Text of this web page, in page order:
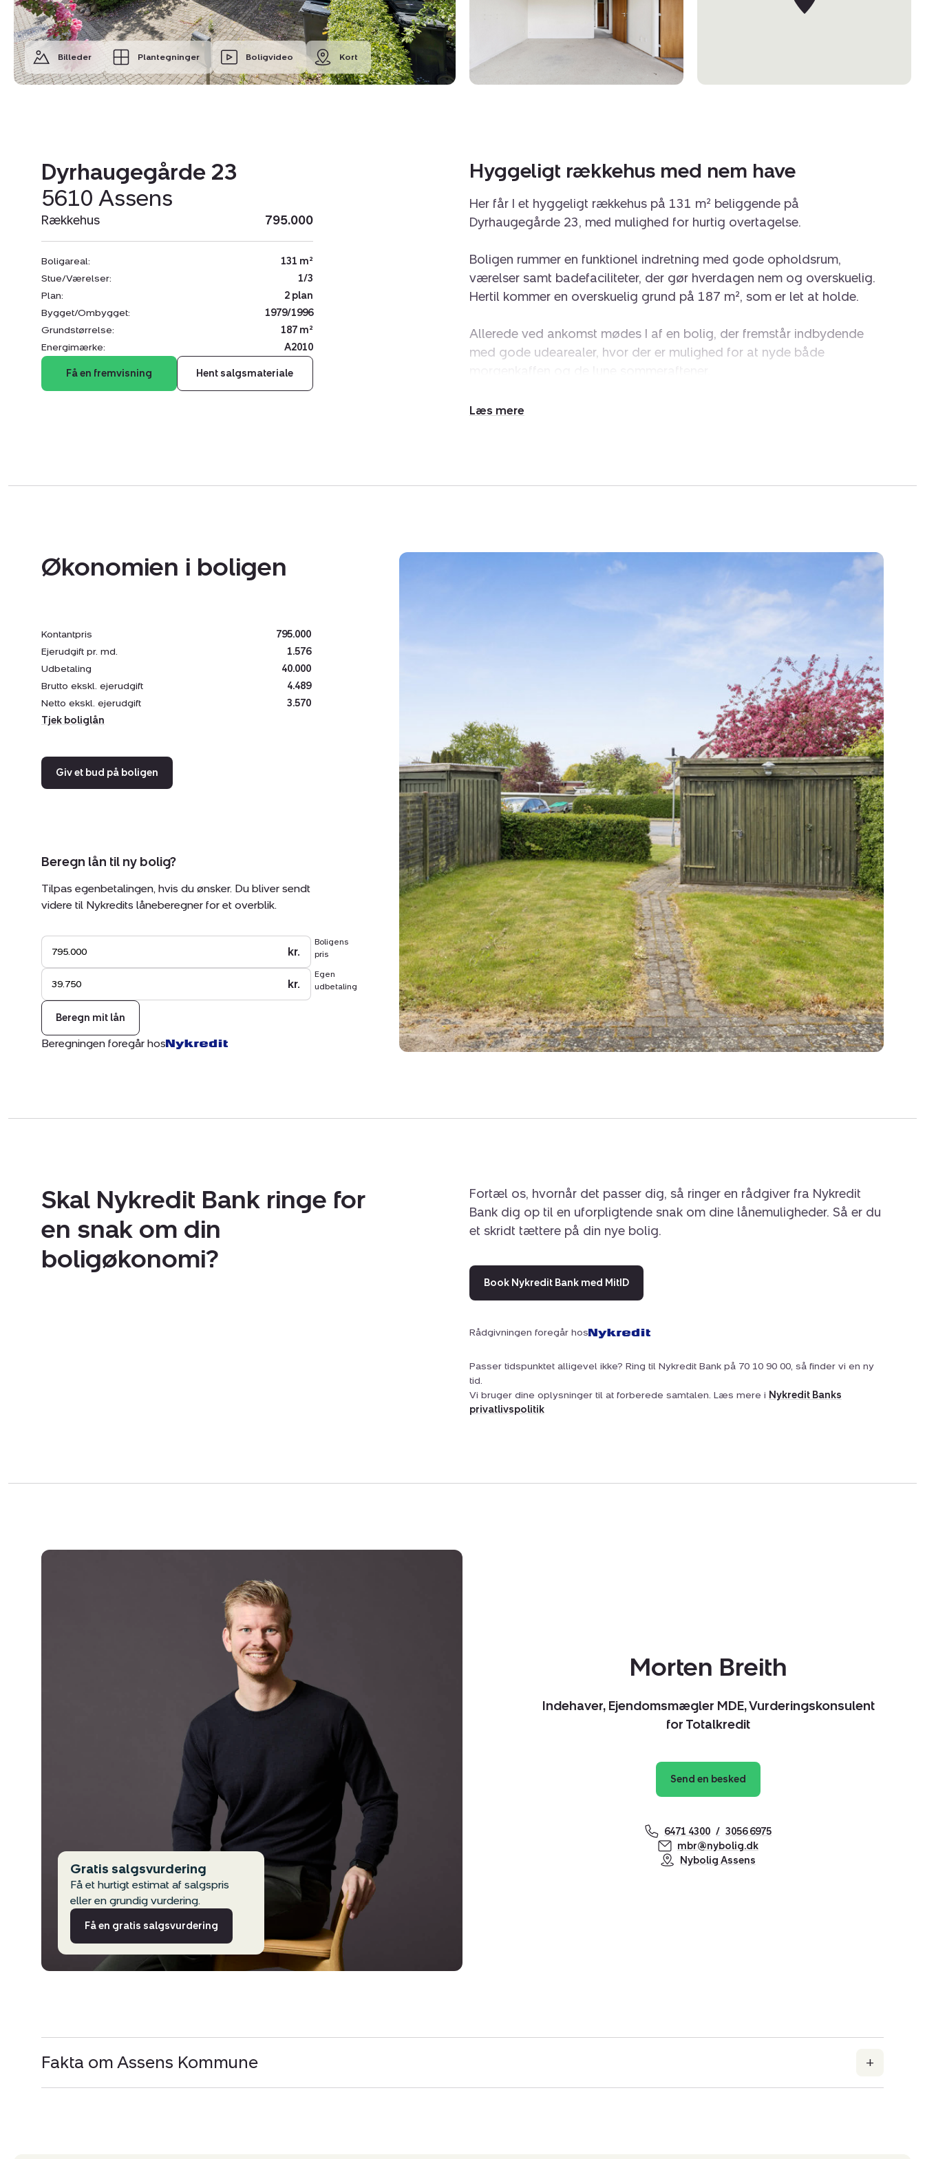
Billeder Plantegninger Boligvideo Kort
Dyrhaugegårde 23
5610 Assens
Rækkehus 795.000
Boligareal:
131 m²
Stue/Værelser:
1/3
Plan:
2 plan
Bygget/Ombygget:
1979/1996
Grundstørrelse:
187 m²
Energimærke:
A2010
Få en fremvisning Hent salgsmateriale
Hyggeligt rækkehus med nem have
Her får I et hyggeligt rækkehus på 131 m² beliggende på
Dyrhaugegårde 23, med mulighed for hurtig overtagelse.
Boligen rummer en funktionel indretning med gode opholdsrum,
værelser samt badefaciliteter, der gør hverdagen nem og overskuelig.
Hertil kommer en overskuelig grund på 187 m², som er let at holde.
Allerede ved ankomst mødes I af en bolig, der fremstår indbydende
med gode udearealer, hvor der er mulighed for at nyde både
opdeling mellem opholdsrum og de mere private afdelinger.
Stuearealerne fremstår lyse og giver plads til både afslapning og
hvad enten det er til soveværelse, børneværelse eller hjemmekontor.
Udenfor får I et nemt og overskueligt udeareal, hvor der er mulighed
for at indrette hyggelige kroge til afslapning og udeliv.
Beliggenheden er rolig og familievenlig med kort afstand til
hverdagens fornødenheder såsom indkøb, institutioner og grønne
områder. Her er gode rammer for både børnefamilien, parret eller jer,
der ønsker en overskuelig bolig i trygge omgivelser. Der er ligeledes
gode parkeringsforhold, på fællesparkeringspladsen tæt ved.
Kort sagt en bolig med en funktionel indretning og gode muligheder
for at sætte sit eget præg.
Kontakt os for en fremvisning og oplev boligen med egne øjne.
Økonomien i boligen
Kontantpris
795.000
Ejerudgift pr. md.
1.576
Udbetaling
40.000
Brutto ekskl. ejerudgift
4.489
Netto ekskl. ejerudgift
3.570
Tjek boliglån
Giv et bud på boligen
Beregn lån til ny bolig?
Tilpas egenbetalingen, hvis du ønsker. Du bliver sendt
videre til Nykredits låneberegner for et overblik.
Boligens
pris
kr.
Egen
udbetaling
kr.
Beregn mit lån
Beregningen foregår hos
Skal Nykredit Bank ringe for
en snak om din
boligøkonomi?
Fortæl os, hvornår det passer dig, så ringer en rådgiver fra Nykredit
Bank dig op til en uforpligtende snak om dine lånemuligheder. Så er du
et skridt tættere på din nye bolig.
Book Nykredit Bank med MitID
Rådgivningen foregår hos
Passer tidspunktet alligevel ikke? Ring til Nykredit Bank på 70 10 90 00, så finder vi en ny
tid.
Vi bruger dine oplysninger til at forberede samtalen. Læs mere i Nykredit Banks
privatlivspolitik
Gratis salgsvurdering
Få et hurtigt estimat af salgspris
eller en grundig vurdering.
Få en gratis salgsvurdering
Morten Breith
Indehaver, Ejendomsmægler MDE, Vurderingskonsulent
for Totalkredit
Send en besked
6471 4300
3056 6975
mbr@nybolig.dk
Nybolig Assens
Fakta om Assens Kommune